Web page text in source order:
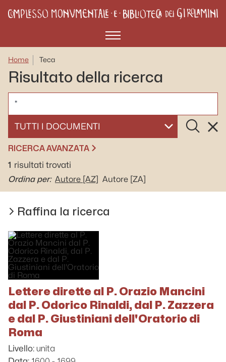
Menù
Home Teca
Risultato della ricerca
SELEZIONA UN DOCUMENTO
Cerca
RICERCA AVANZATA
1 risultati trovati
Ordina per: Autore [AZ] Autore [ZA]
Raffina la ricerca
Lettere dirette al P. Orazio Mancini
dal P. Odorico Rinaldi, dal P. Zazzera
e dal P. Giustiniani dell'Oratorio di
Roma
Livello: unita